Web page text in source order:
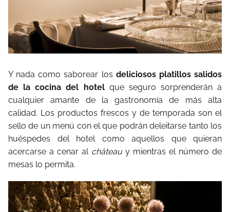
Y nada como saborear los deliciosos platillos salidos
de la cocina del hotelque seguro sorprenderán a
cualquier amante de la gastronomía de más alta
calidad. Los productos frescos y de temporada son el
sello de un menú con el que podrán deleitarse tanto los
huéspedes del hotel como aquellos que quieran
acercarse a cenar al château y mientras el número de
mesas lo permita.